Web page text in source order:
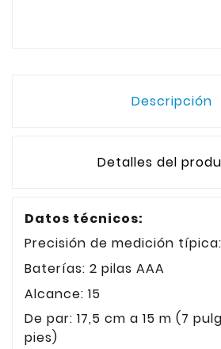
Descripción
Detalles del
Datos técnicos:
Precisión de medición típica:
Baterías: 2 pilas AAA
Alcance: 15
De par: 17,5 cm a 15 m (7
pies)